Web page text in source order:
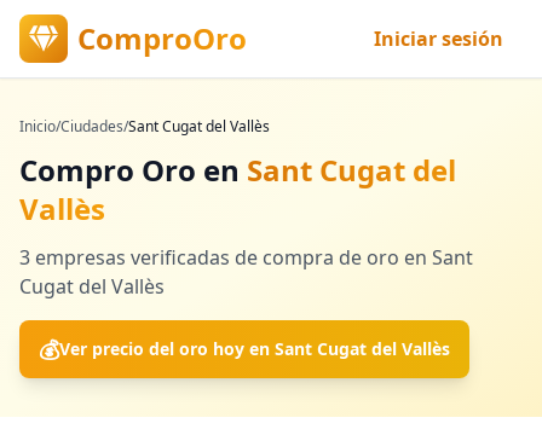
ComproOro Iniciar sesión
Inicio/Ciudades/Sant Cugat del Vallès
Compro Oro en Sant Cugat del
Vallès
3 empresas verificadas de compra de oro en Sant
Cugat del Vallès
💰Ver precio del oro hoy en Sant Cugat del Vallès